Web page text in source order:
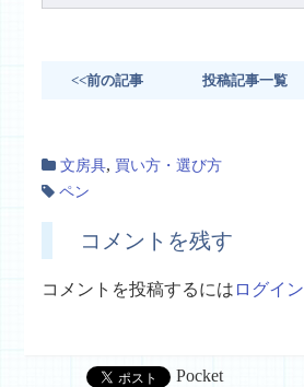
<<前の記事 投稿記事一覧
文房具, 買い方・選び方
ペン
コメントを残す
コメントを投稿するには ログイン
Pocket